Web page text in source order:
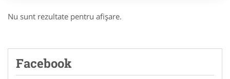
Nu sunt rezultate pentru afişare.
Facebook